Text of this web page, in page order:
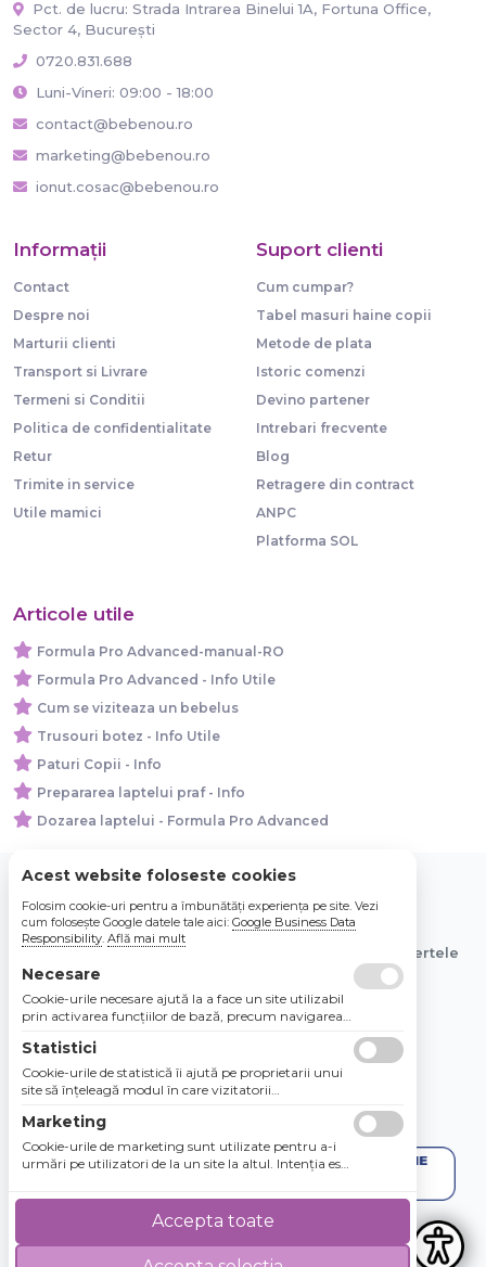
Pct. de lucru: Strada Intrarea Binelui 1A, Fortuna Office,
Sector 4, București
0720.831.688
Luni-Vineri: 09:00 - 18:00
contact@bebenou.ro
marketing@bebenou.ro
ionut.cosac@bebenou.ro
Informaţii
Contact
Despre noi
Marturii clienti
Transport si Livrare
Termeni si Conditii
Politica de confidentialitate
Retur
Trimite in service
Utile mamici
Suport clienti
Cum cumpar?
Tabel masuri haine copii
Metode de plata
Istoric comenzi
Devino partener
Intrebari frecvente
Blog
Retragere din contract
ANPC
Platforma SOL
Articole utile
Formula Pro Advanced-manual-RO
Formula Pro Advanced - Info Utile
Cum se viziteaza un bebelus
Trusouri botez - Info Utile
Paturi Copii - Info
Prepararea laptelui praf - Info
Dozarea laptelui - Formula Pro Advanced
© 2026 Bebe Nou Online Store SRL
Toate preturile sunt exprimate in lei si includ tva. Ofertele
sunt valabile in limita stocului disponibil.
Acest website foloseste cookies
Folosim cookie-uri pentru a îmbunătăți experiența pe site. Vezi
cum folosește Google datele tale aici: Google Business Data
Responsibility. Află mai mult
Necesare
Cookie-urile necesare ajută la a face un site utilizabil
prin activarea funcţiilor de bază, precum navigarea
Site-ul nu poate funcţiona corespunzător fără aceste
cookie-uri.
Statistici
Cookie-urile de statistică îi ajută pe proprietarii unui
site să înţeleagă modul în care vizitatorii
raportarea informaţiilor în mod anonim.
Marketing
Cookie-urile de marketing sunt utilizate pentru a-i
urmări pe utilizatori de la un site la altul. Intenţia este
utilizatorii individuali, aşadar ele sunt mai valoroase
pentru agenţiile de puiblicitate şi părţile terţe care se
Accepta toate